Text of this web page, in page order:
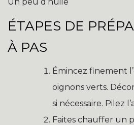
ÉTAPES DE
À PAS
Émincez finement
oignons verts.
si nécessaire. Pilez
Faites chauffer un